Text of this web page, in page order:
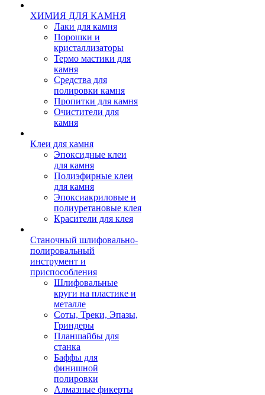
ХИМИЯ ДЛЯ КАМНЯ
Лаки для камня
Порошки и
кристаллизаторы
Термо мастики для
камня
Средства для
полировки камня
Пропитки для камня
Очистители для
камня
Клеи для камня
Эпоксидные клеи
для камня
Полиэфирные клеи
для камня
Эпоксиакриловые и
полиуретановые клея
Красители для клея
Станочный шлифовально-
полировальный
инструмент и
приспособления
Шлифовальные
круги на пластике и
металле
Соты, Треки, Эпазы,
Гриндеры
Планшайбы для
станка
Баффы для
финишной
полировки
Алмазные фикерты